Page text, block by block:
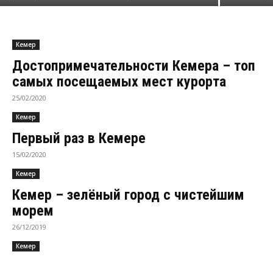
Кемер
Достопримечательности Кемера – топ
самых посещаемых мест курорта
25/02/2020
Кемер
Первый раз в Кемере
15/02/2020
Кемер
Кемер – зелёный город с чистейшим
морем
26/12/2019
Кемер